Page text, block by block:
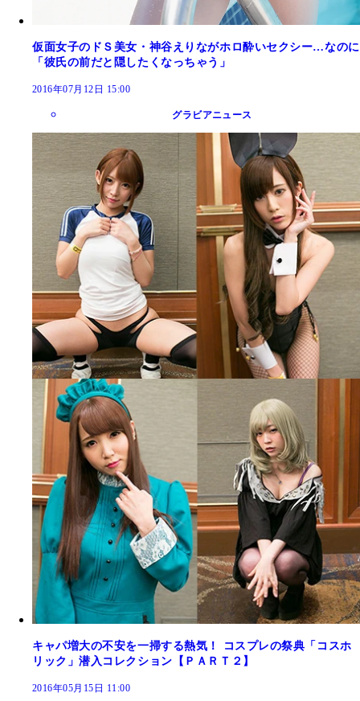
仮面女子のドＳ美女・神谷えりながホロ酔いセクシー…なのに
「彼氏の前だと隠したくなっちゃう」
2016年07月12日 15:00
グラビアニュース
キャパ増大の不安を一掃する熱気！ コスプレの祭典「コスホ
リック」潜入コレクション【ＰＡＲＴ２】
2016年05月15日 11:00